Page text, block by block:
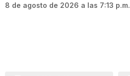
8 de agosto de 2026 a las 7:13 p.m.